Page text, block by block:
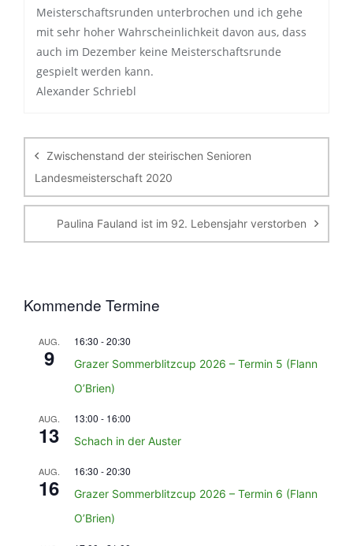
Meisterschaftsrunden unterbrochen und ich gehe
mit sehr hoher Wahrscheinlichkeit davon aus, dass
auch im Dezember keine Meisterschaftsrunde
gespielt werden kann.
Alexander Schriebl
Zwischenstand der steirischen Senioren
Landesmeisterschaft 2020
Paulina Fauland ist im 92. Lebensjahr verstorben
Kommende Termine
AUG.
9
16:30 -20:30
Grazer Sommerblitzcup 2026 – Termin 5 (Flann
O’Brien)
AUG.
13
13:00 - 16:00
Schach in der Auster
AUG.
16
16:30 -20:30
Grazer Sommerblitzcup 2026 – Termin 6 (Flann
O’Brien)